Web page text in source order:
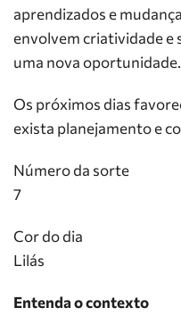
aprendizados e
envolvem criatividade e
uma nova oportunidade.
Os próximos dias
exista planejamento e
Número da sorte
7
Cor do dia
Lilás
Entenda o contexto